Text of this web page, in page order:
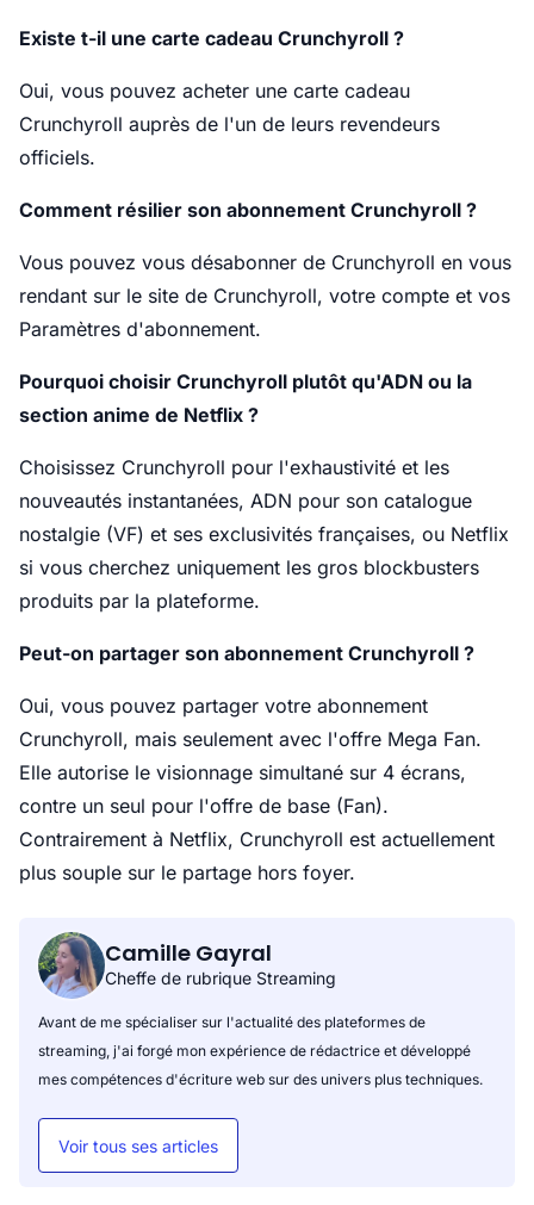
Existe t-il une carte cadeau Crunchyroll ?
Oui, vous pouvez acheter une carte cadeau
Crunchyroll auprès de l'un de leurs revendeurs
officiels.
Comment résilier son abonnement Crunchyroll ?
Vous pouvez vous désabonner de Crunchyroll en vous
rendant sur le site de Crunchyroll, votre compte et vos
Paramètres d'abonnement.
Pourquoi choisir Crunchyroll plutôt qu'ADN ou la
section anime de Netflix ?
Choisissez Crunchyroll pour l'exhaustivité et les
nouveautés instantanées, ADN pour son catalogue
nostalgie (VF) et ses exclusivités françaises, ou Netflix
si vous cherchez uniquement les gros blockbusters
produits par la plateforme.
Peut-on partager son abonnement Crunchyroll ?
Oui, vous pouvez partager votre abonnement
Crunchyroll, mais seulement avec l'offre Mega Fan.
Elle autorise le visionnage simultané sur 4 écrans,
contre un seul pour l'offre de base (Fan).
Contrairement à Netflix, Crunchyroll est actuellement
plus souple sur le partage hors foyer.
Camille Gayral
Cheffe de rubrique Streaming
Avant de me spécialiser sur l'actualité des plateformes de
streaming, j'ai forgé mon expérience de rédactrice et développé
mes compétences d'écriture web sur des univers plus techniques.
Voir tous ses articles